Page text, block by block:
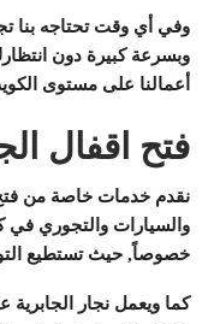
وفي أي وقت تحتاجه بنا
وبسرعة كبيرة دون
أعمالنا على مستوى
فتح اقفال
نقدم خدمات خاصة من فتح
والسيارات والتجوري في
خصوصاً, حيث تستطيع
كما ويعمل نجار